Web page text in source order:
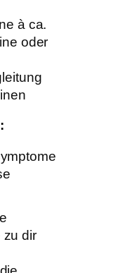
à ca.
oder
zu dir